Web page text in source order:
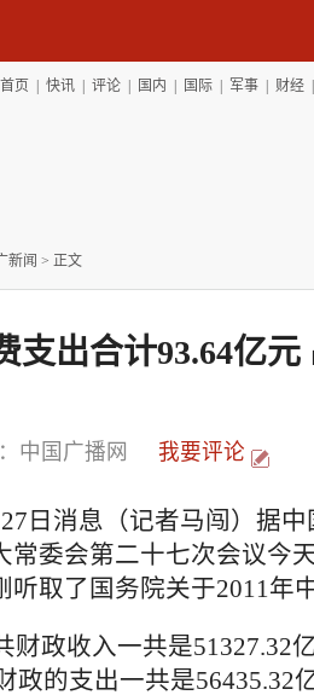
页 快讯| 评论| 国内 国际| 军事| 财经
新闻 > 正文
支出合计93.64亿元
中国广播网 我要评论
消息（记者马闯）据中
常委会第二十七次会议今
听取了国务院关于2011年
政收入一共是51327.32
政的支出一共是56435.32